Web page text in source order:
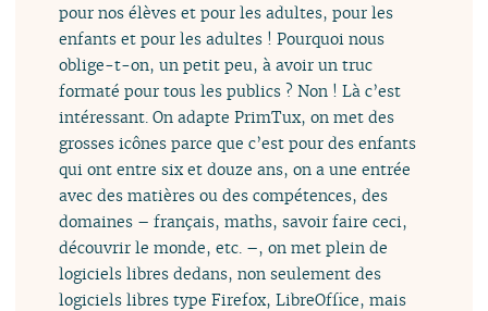
pour nos élèves et pour les adultes, pour les
enfants et pour les adultes ! Pourquoi nous
oblige-t-on, un petit peu, à avoir un truc
formaté pour tous les publics ? Non ! Là c’est
intéressant. On adapte PrimTux, on met des
grosses icônes parce que c’est pour des enfants
qui ont entre six et douze ans, on a une entrée
avec des matières ou des compétences, des
domaines – français, maths, savoir faire ceci,
découvrir le monde, etc. –, on met plein de
logiciels libres dedans, non seulement des
logiciels libres type Firefox, LibreOffice, mais